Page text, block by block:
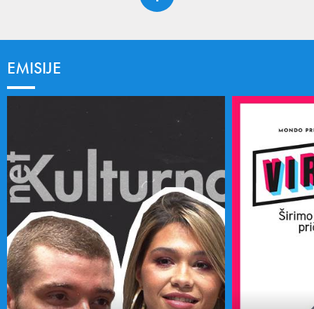
EMISIJE